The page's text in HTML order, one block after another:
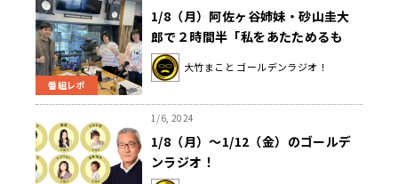
番組レポ
1/8（月）阿佐ヶ谷姉妹・砂山圭大
郎で２時間半「私をあたためるも
の」
大竹まこと ゴールデンラジオ！
1/6, 2024
1/8（月）～1/12（金）のゴールデ
ンラジオ！